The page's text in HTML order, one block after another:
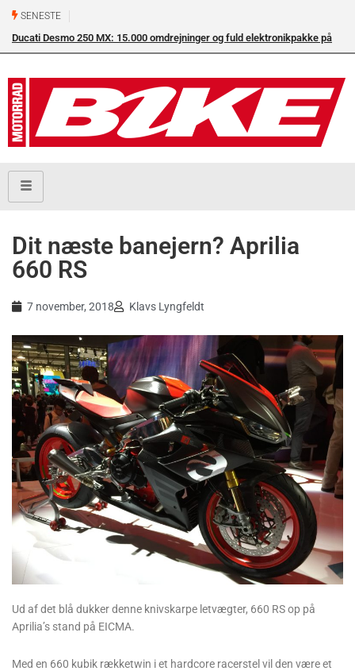
SENESTE
på
Superbike-VM skifter til carbon-bremser med Brembo som
Dit næste banejern? Aprilia
660 RS
7 november, 2018 Klavs Lyngfeldt
Ud af det blå dukker denne knivskarpe letvægter, 660 RS op på
Aprilia’s stand på EICMA.
Med en 660 kubik rækketwin i et hardcore racerstel vil den være et